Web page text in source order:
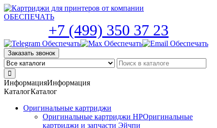
Skip
to
+7 (499) 350 37 23
Заказать звонок
ИнформацияИнформация
КаталогКаталог
Оригинальные картриджи
Оригинальные картриджи HPОригинальные
картриджи и запчасти Эйчпи